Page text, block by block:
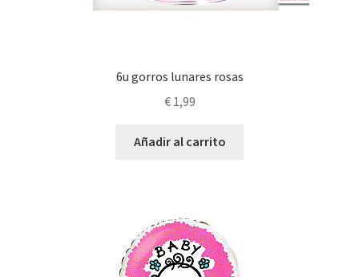
6u gorros lunares rosas
€1,99
Añadir al carrito